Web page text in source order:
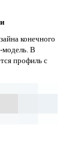
конечного
модель. В
профиль с